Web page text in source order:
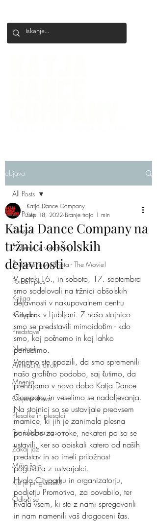
objava
All Posts
Ženska
Življenje je vrednota
Življenje je vrednota - The Movie!
Poročni ples
Knjiga
Ponudba
Predstave
Nastopi
Animacija otrok
Mnenja
Objemi drevo
Plesalke in plesalci
Pomislite na nas
Zakaj jaz
Mišja šola
Kje je pingvinček?
Odloči se
All Posts
Katja Dance Company na
tržnici obšolskih
dejavnosti
Katja Dance Company
Sep 18, 2022 Branje traja 1 min
V petek,16., in soboto, 17. septembra
smo sodelovali na tržnici obšolskih
dejavnosti v nakupovalnem centru
Citypark v Ljubljani. Z našo stojnico
smo se predstavili mimoidočim - kdo
smo, kaj počnemo in kaj lahko
ponudimo.
Verjetno ste opazili, da smo spremenili
našo grafično podobo, saj čutimo, da
prehajamo v novo dobo Katja Dance
Company in veselimo se nadaljevanja.
Na stojnici so se ustavljale predvsem
mamice, ki jih je zanimala plesna
ponudba za otroke, nekateri pa so se
ustavili, ker so obiskali katero od naših
predstav in so imeli priložnost
pogovora z ustvarjalci.
Hvala Cityparku in organizatorju,
podjetju Promotiva, za povabilo, ter
hvala vsem, ki ste z nami spregovorili
in nam namenili vaš dragoceni čas.